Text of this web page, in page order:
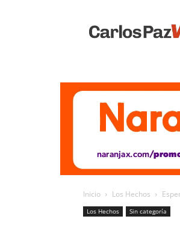
Vivo
Inicio Los Hechos
Los Hechos Sin categoría